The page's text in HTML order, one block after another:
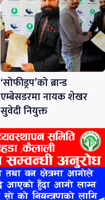
‘सोफीड्रप’को ब्रान्ड
एम्बेसडरमा नायक शेखर
सुवेदी नियुक्त